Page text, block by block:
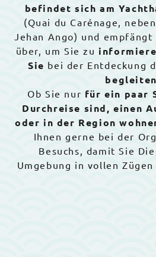
befindet sich am
(Quai du Carénage,
Jehan Ango) und empfängt
über, um Sie zu
Sie bei der Entdeckung
begleiten
Ob Sie nur für ein paar
Durchreise sind, einen
oder in der Region
Ihnen gerne bei der
Besuchs, damit Sie
Umgebung in vollen